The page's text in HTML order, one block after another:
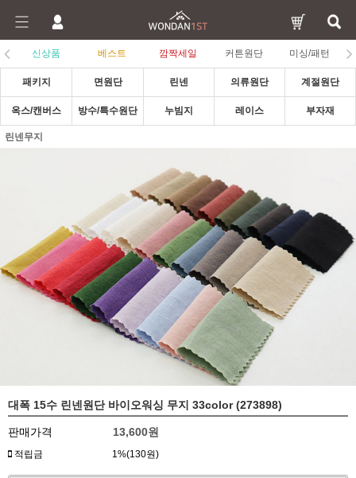
신상품 베스트 깜짝세일 커튼원단 미싱/패턴
패키지 면원단 린넨 의류원단 계절원단
옥스/캔버스 방수/특수원단 누빔지 레이스 부자재
린넨무지
대폭 15수 린넨원단 바이오워싱 무지 33color (273898)
판매가격 13,600원
적립금 1%(130원)